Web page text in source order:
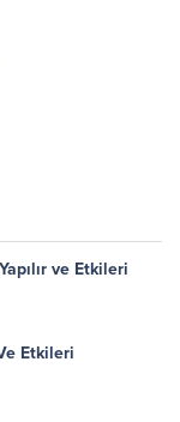
ve Etkileri
Etkileri